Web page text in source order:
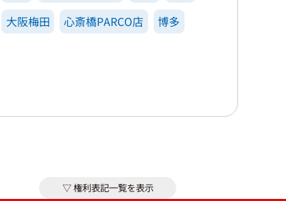
大阪梅田
心斎橋PARCO店 博多
権利表記一覧を表示